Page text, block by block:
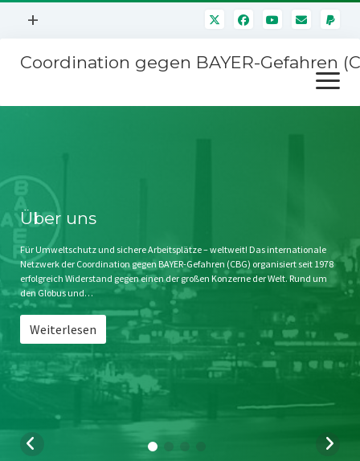
Menü
+
Mitmachen
Kontakt
Impressum
Störfälle
Coordination gegen BAYER-Gefahren
Menü
öffnen
Stichwort BAYER
Jahrestagung
SPENDEN
Über uns
Für Umweltschutz und sichere Arbeitsplätze – weltweit! Das internationale
Netzwerk der Coordination gegen BAYER-Gefahren (CBG) organisiert seit 1978
erfolgreich Widerstand gegen einen der großen Konzerne der Welt. Rund um
den Globus und…
Weiterlesen